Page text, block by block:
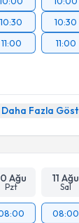
10:30
11:00
10:30
11:00
Daha Fazla
Ağu
Pzt
11 Ağu
Sal
08:00